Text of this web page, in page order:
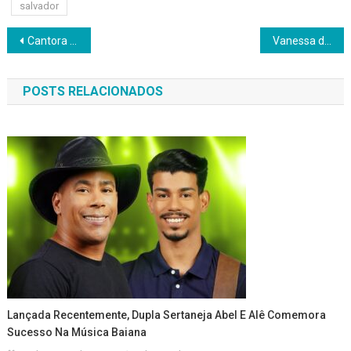
salvador
Navegação
de
Post
Cantora Victoria Alencar se apresenta em Salvador nesta quinta (22 de maio) Vanessa da Mata apresenta turnê ‘Todas Elas’ na Concha Acústica
POSTS RELACIONADOS
Lançada Recentemente, Dupla Sertaneja Abel E Alê Comemora
Sucesso Na Música Baiana